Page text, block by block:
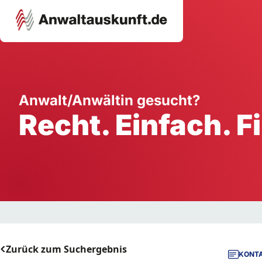
Ausbildung
Handwerk
Dienstleistung
Anwalt/Anwältin gesucht?
Recht. Einfach.
Zurück zum Suchergebnis